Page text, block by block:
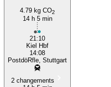
4.79 kg CO2
14 h 5 min
21:10
Kiel Hbf
14:08
PostdöRfle, Stuttgart
2 changements